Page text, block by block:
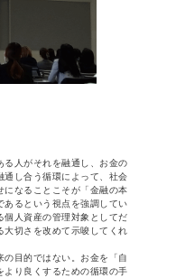
る人がそれを融通し、お金の
通し合う循環によって、社会
になることこそが「金融の本
あるという視点を強調してい
個人資産の管理対象としてだ
切さを改めて示唆してくれ
目的ではない。お金を「自
より良くするための循環の手